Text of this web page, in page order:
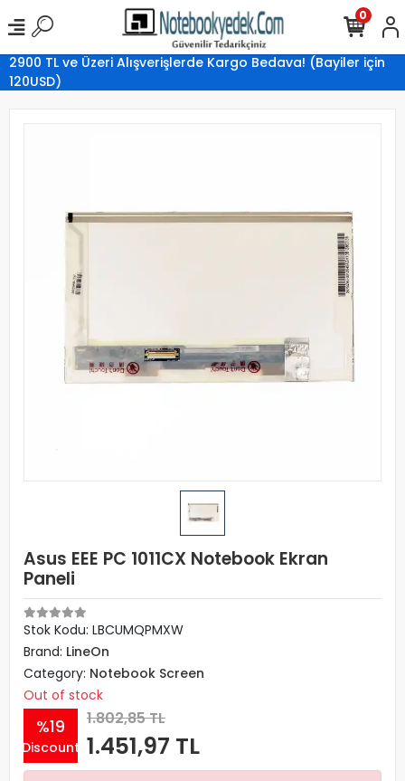
2900 TL ve Üzeri Alışverişlerde Kargo Bedava! (Bayiler için
120USD)
0
Asus EEE PC 1011CX Notebook Ekran
Paneli
Stok Kodu: LBCUMQPMXW
Brand: LineOn
Category: Notebook Screen
Out of stock
%19
Discount
1.802,85 TL
1.451,97 TL